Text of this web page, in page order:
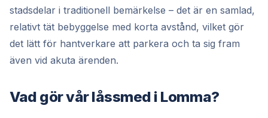
stadsdelar i traditionell bemärkelse – det är en samlad,
relativt tät bebyggelse med korta avstånd, vilket gör
det lätt för hantverkare att parkera och ta sig fram
även vid akuta ärenden.
Vad gör vår låssmed i Lomma?